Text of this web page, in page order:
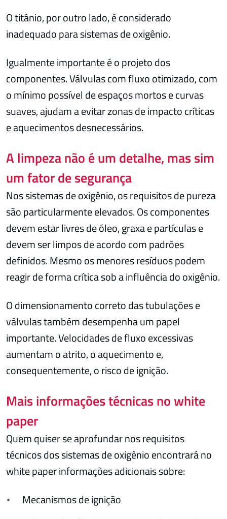
O titânio, por outro lado, é considerado
inadequado para sistemas de oxigênio.
Igualmente importante é o projeto dos
componentes. Válvulas com fluxo otimizado, com
o mínimo possível de espaços mortos e curvas
suaves, ajudam a evitar zonas de impacto críticas
e aquecimentos desnecessários.
A limpeza não é um detalhe, mas sim
um fator de segurança
Nos sistemas de oxigênio, os requisitos de pureza
são particularmente elevados. Os componentes
devem estar livres de óleo, graxa e partículas e
devem ser limpos de acordo com padrões
definidos. Mesmo os menores resíduos podem
reagir de forma crítica sob a influência do oxigênio.
O dimensionamento correto das tubulações e
válvulas também desempenha um papel
importante. Velocidades de fluxo excessivas
aumentam o atrito, o aquecimento e,
consequentemente, o risco de ignição.
Mais informações técnicas no white
paper
Quem quiser se aprofundar nos requisitos
técnicos dos sistemas de oxigênio encontrará no
white paper informações adicionais sobre:
Mecanismos de ignição